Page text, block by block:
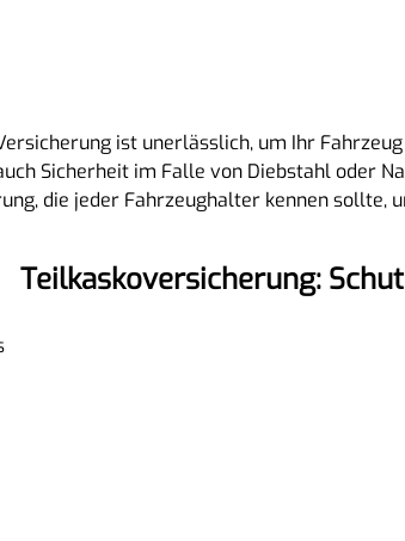
ist unerlässlich, um Ihr
Sicherheit im Falle von Diebstahl oder
die jeder Fahrzeughalter kennen sollte,
Teilkaskoversicherung: